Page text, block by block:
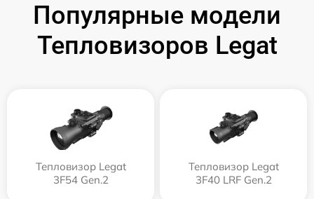
Популярные модели
Тепловизоров Legat
Тепловизор Legat
3F54 Gen.2
Тепловизор Legat
3F40 LRF Gen.2